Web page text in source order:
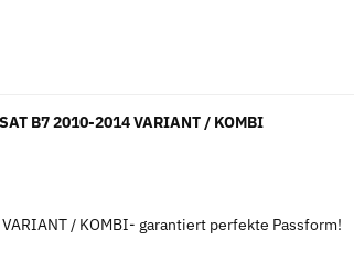
B7 2010-2014 VARIANT / KOMBI
/ KOMBI- garantiert perfekte Passform!